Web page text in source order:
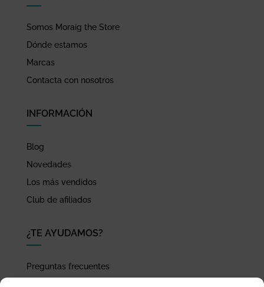
Somos Moraig the Store
Dónde estamos
Marcas
Contacta con nosotros
INFORMACIÓN
Blog
Novedades
Los más vendidos
Club de afiliados
¿TE AYUDAMOS?
Preguntas frecuentes